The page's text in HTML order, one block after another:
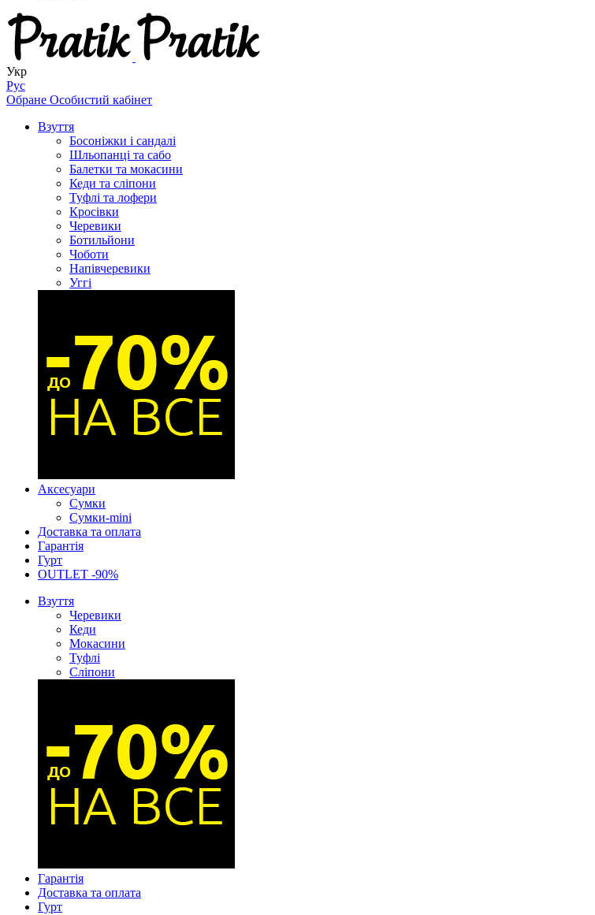
Укр
Рус
Обране Особистий кабінет
Взуття
Босоніжки і сандалі
Шльопанці та сабо
Балетки та мокасини
Кеди та сліпони
Туфлі та лофери
Кросівки
Черевики
Ботильйони
Чоботи
Напівчеревики
Уггі
Аксесуари
Сумки
Сумки-mini
Доставка та оплата
Гарантія
Гурт
OUTLET -90%
Взуття
Черевики
Кеди
Мокасини
Туфлі
Сліпони
Гарантія
Доставка та оплата
Гурт